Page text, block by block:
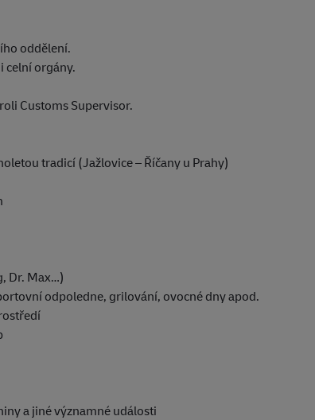
oddělení.
celní orgány.
Customs Supervisor.
tradicí (Jažlovice – Říčany u Prahy)
Dr. Max…)
odpoledne, grilování, ovocné dny apod.
a jiné významné události